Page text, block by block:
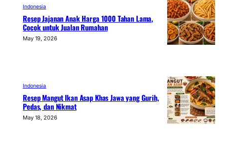
Indonesia
Resep Jajanan Anak Harga 1000 Tahan Lama,
Cocok untuk Jualan Rumahan
May 19, 2026
Indonesia
Resep Mangut Ikan Asap Khas Jawa yang Gurih,
Pedas, dan Nikmat
May 18, 2026